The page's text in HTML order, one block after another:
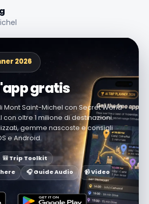
2026
gratis
Mont Saint-Michel con Secret World
con oltre 1 milione di destinazioni.
gemme nascoste e consigli
e Android.
🎒 Trip Toolkit
🎧 Guide Audio 📹 Video